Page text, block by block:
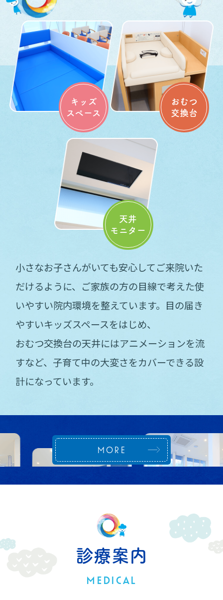
キッズ
スペース
おむつ
交換台
天井
モニター
小さなお子さんがいても安心してご来院いた
だけるように、 ご家族の方の目線で考えた使
いやすい院内環境を整えています。 目の届き
やすいキッズスペースをはじめ、
おむつ交換台の天井にはアニメーションを流
すなど、 子育て中の大変さをカバーできる設
計になっています。
MORE
診療案内